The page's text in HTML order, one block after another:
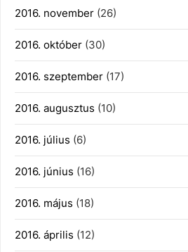
2016. november (26)
2016. október (30)
2016. szeptember (17)
2016. augusztus (10)
2016. július (6)
2016. június (16)
2016. május (18)
2016. április (12)